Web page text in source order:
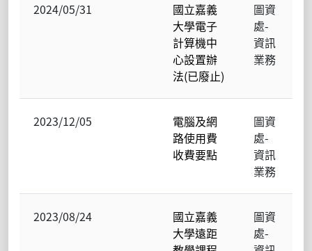
2024/05/31
國立嘉義
大學電子
計算機中
心設置辦
法(已廢止)
圖資
處-
資訊
業務
2023/12/05
電腦及網
路使用費
收費要點
圖資
處-
資訊
業務
2023/08/24
國立嘉義
大學遠距
圖資
處-